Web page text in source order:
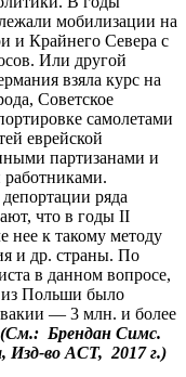
мобилизации на
и Крайнего Севера с
Или другой
взяла курс на
Советское
самолетами
еврейской
партизанами и
ряда
что в годы II
нее к такому методу
и др. страны. По
в данном вопросе,
Польши было
— 3 млн. и более
(См.: Брендан Симс.
Изд-во АСТ, 2017 г.)